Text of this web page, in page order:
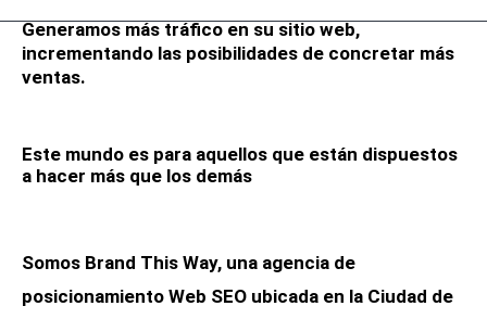
Generamos más tráfico en su sitio web,
incrementando las posibilidades de concretar más
ventas.
Este mundo es para aquellos que están dispuestos
a hacer más que los demás
Somos Brand This Way, una agencia de
posicionamiento Web SEO ubicada en la Ciudad de